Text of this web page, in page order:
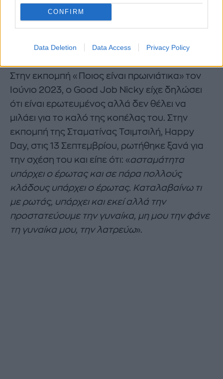
CONFIRM
Data Deletion Data Access Privacy Policy
απλώς κάποιες κρίσεις άγχους».
για την προσωπική του ζωή
Στην εκπομπή «Ποιος είναι πρωινιάτικα» τον
Ιούνιο 2023, ο Good Job Nicky είχε δηλώσει
ότι είναι ερωτευμένος αλλά δεν θέλει να
μιλάει για το καλό της κοπέλας του. Στην
εκπομπή της Σταματίνας Τσιμτσιλή, Happy
Day, στις 13 Σεπτεμβρίου, ρωτήθηκε ξανά για
την σχέση του και είπε ότι: «ασταμάτητα
υπάρχει ο έρωτας και σε πάρα πολλούς
κλάδους υπάρχει ο έρωτας. Καταλαβαίνω τι
με ρωτάς, υπάρχει και εκεί αλλά την
προστατεύουμε την γυναίκα, μη μου την φάνε
τη γυναίκα μου, την λατρεύω».